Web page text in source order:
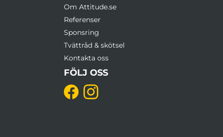
Om Attitude.se
Referenser
Sponsring
Tvättråd & skötsel
Kontakta oss
FÖLJ OSS